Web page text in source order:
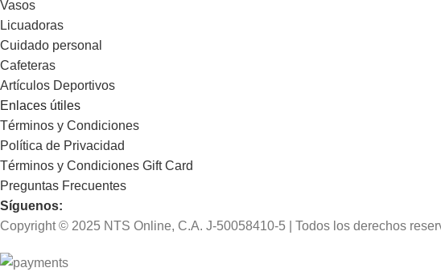
Vasos
Licuadoras
Cuidado personal
Cafeteras
Artículos Deportivos
Enlaces útiles
Términos y Condiciones
Política de Privacidad
Términos y Condiciones Gift Card
Preguntas Frecuentes
Síguenos:
Copyright © 2025 NTS Online, C.A. J-50058410-5 | Todos los derechos